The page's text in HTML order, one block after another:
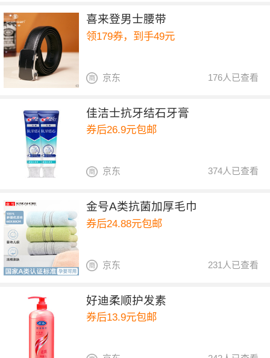
喜来登男士腰带
领179券，到手49元
176人已查看
京东
佳洁士抗牙结石牙膏
券后26.9元包邮
374人已查看
京东
金号A类抗菌加厚毛巾
券后24.88元包邮
231人已查看
京东
好迪柔顺护发素
券后13.9元包邮